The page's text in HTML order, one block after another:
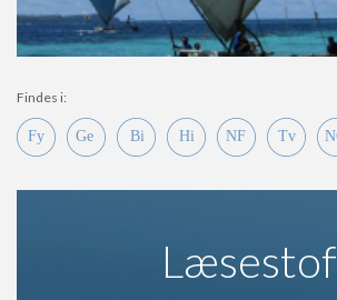
Findes i:
Læsestof